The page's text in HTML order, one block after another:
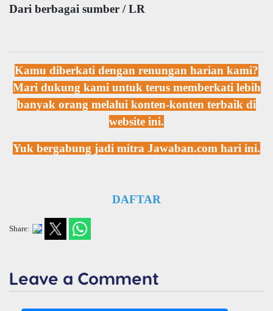
Dari berbagai sumber / LR
Kamu diberkati dengan renungan harian kami?
Mari dukung kami untuk terus memberkati lebih
banyak orang melalui konten-konten terbaik di
website ini.
Yuk bergabung jadi mitra Jawaban.com hari ini.
DAFTAR
Share:
Leave a Comment